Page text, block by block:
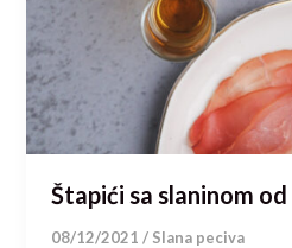
Štapići sa slaninom
08/12/2021 / Slana peciva